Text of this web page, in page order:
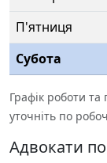
П'ятниця
Субота
Графік роботи
уточніть по
Адвокати